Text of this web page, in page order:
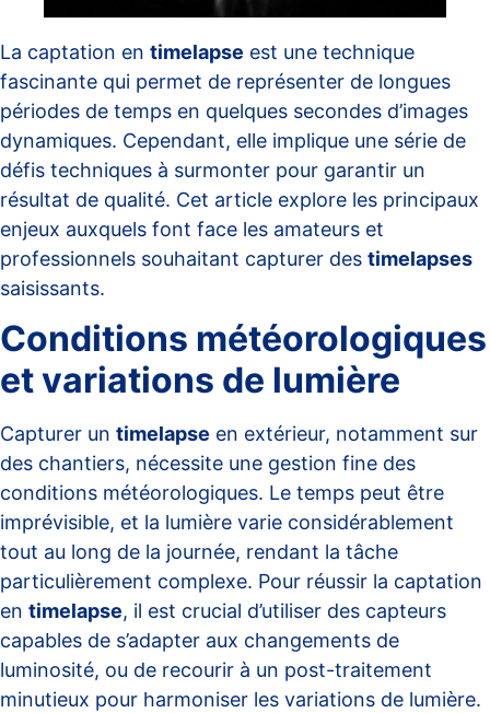
La captation en timelapse est une technique
fascinante qui permet de représenter de longues
périodes de temps en quelques secondes d’images
dynamiques. Cependant, elle implique une série de
défis techniques à surmonter pour garantir un
résultat de qualité. Cet article explore les principaux
enjeux auxquels font face les amateurs et
professionnels souhaitant capturer des timelapses
saisissants.
Conditions météorologiques
et variations de lumière
Capturer un timelapse en extérieur, notamment sur
des chantiers, nécessite une gestion fine des
conditions météorologiques. Le temps peut être
imprévisible, et la lumière varie considérablement
tout au long de la journée, rendant la tâche
particulièrement complexe. Pour réussir la captation
en timelapse, il est crucial d’utiliser des capteurs
capables de s’adapter aux changements de
luminosité, ou de recourir à un post-traitement
minutieux pour harmoniser les variations de lumière.